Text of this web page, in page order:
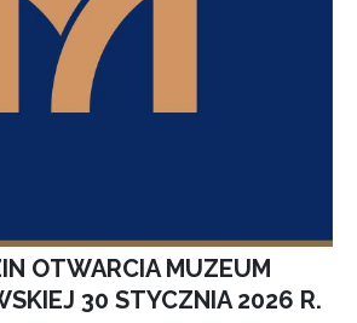
OTWARCIA MUZEUM
30 STYCZNIA 2026 R.